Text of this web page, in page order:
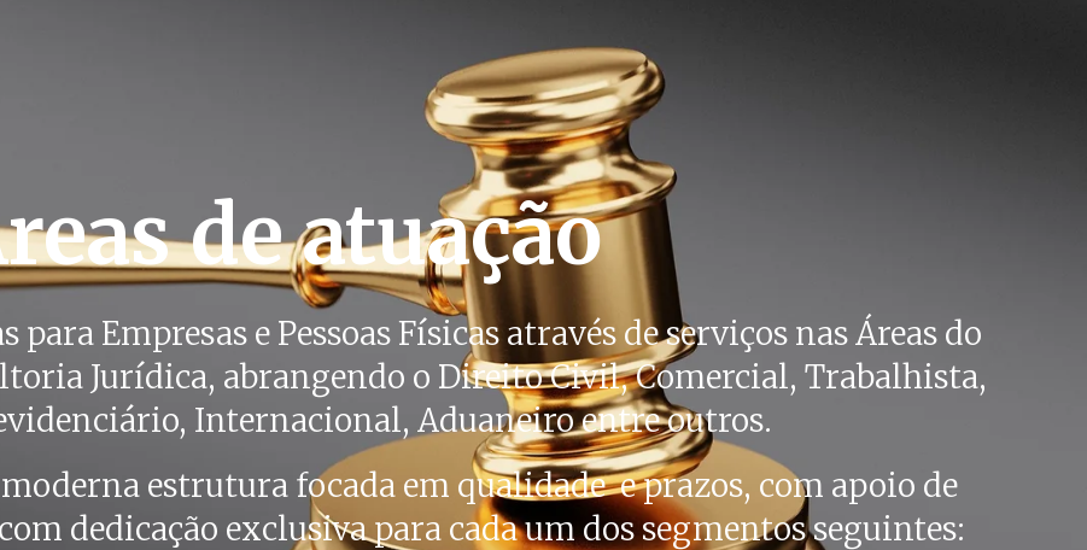
de atuação
Empresas e Pessoas Físicas através de serviços nas Áreas do
Jurídica, abrangendo o Direito Civil, Comercial, Trabalhista,
Internacional, Aduaneiro entre outros.
estrutura focada em qualidade e prazos, com apoio de
dedicação exclusiva para cada um dos segmentos seguintes: